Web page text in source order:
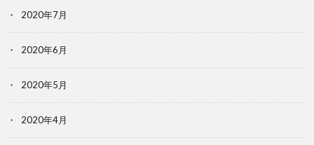
2020年7月
2020年6月
2020年5月
2020年4月